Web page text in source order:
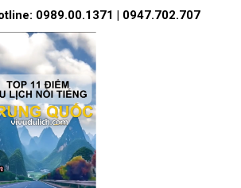
0989.00.1371 | 0947.702.707